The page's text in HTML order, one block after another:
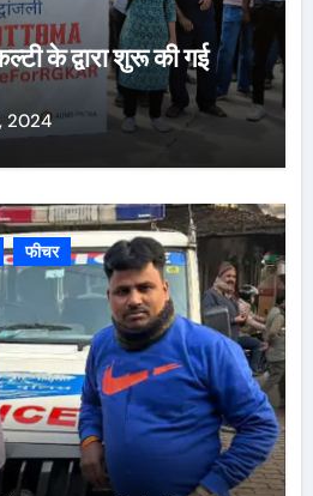
के द्वारा शुरू की गई
2024
फीचर